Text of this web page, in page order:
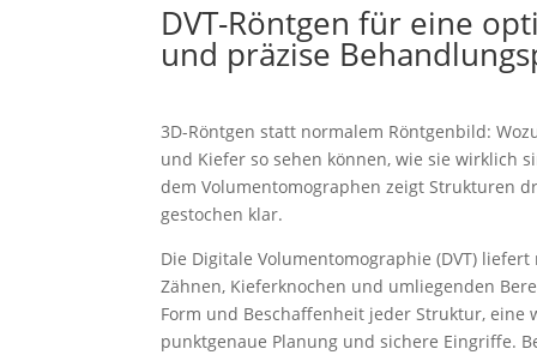
DVT-Röntgen für eine
und präzise
3D-Röntgen statt normalem Röntgenbild:
und Kiefer so sehen können, wie sie wirklich
dem Volumen­to­mo­graphen zeigt Struk­turen
gestochen klar.
Die Digitale Volumen­to­mo­graphie (DVT)
Zähnen, Kiefer­knochen und umlie­genden
Form und Beschaf­fenheit jeder Struktur, eine
punkt­genaue Planung und sichere Eingriffe.